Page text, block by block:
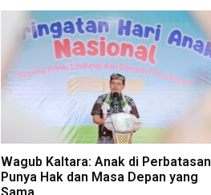
Wagub Kaltara: Anak di Perbatasan
Punya Hak dan Masa Depan yang
Sama